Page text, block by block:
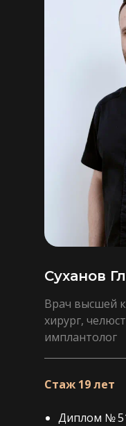
Суханов
Врач высшей
хирург,
имплантолог
Стаж 19 лет
Диплом №